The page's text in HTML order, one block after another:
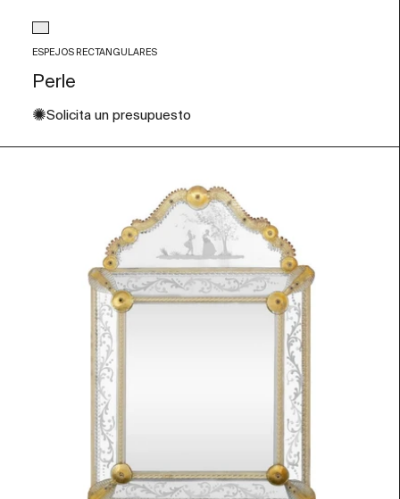
Color de Cristal
Transparente
ESPEJOS RECTANGULARES
Perle
✺Solicita un presupuesto